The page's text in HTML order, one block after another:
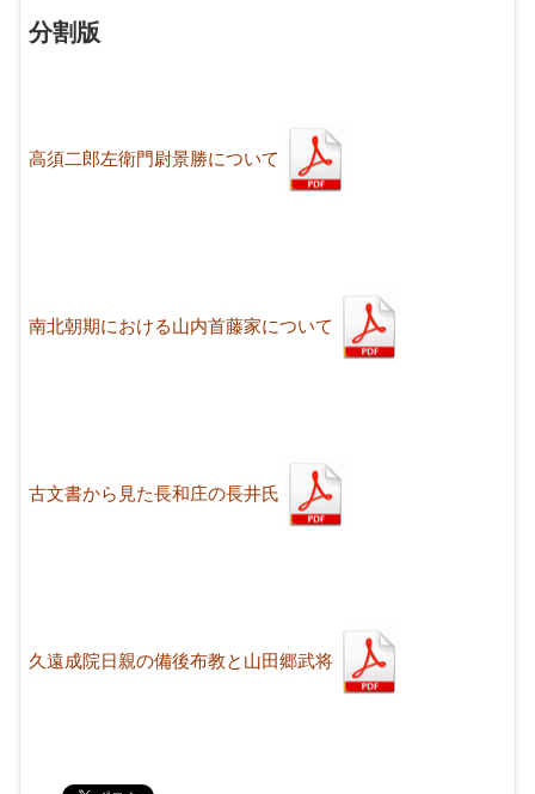
分割版
高須二郎左衛門尉景勝について
南北朝期における山内首藤家について
古文書から見た長和庄の長井氏
久遠成院日親の備後布教と山田郷武将